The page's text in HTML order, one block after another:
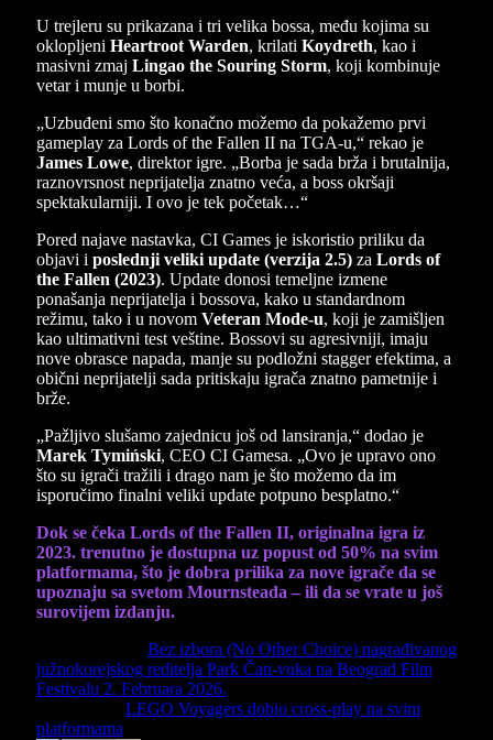
U trejleru su prikazana i tri velika bossa, među kojima su
oklopljeni Heartroot Warden, krilati Koydreth, kao i
masivni zmaj Lingao the Souring Storm, koji kombinuje
vetar i munje u borbi.
„Uzbuđeni smo što konačno možemo da pokažemo prvi
gameplay za Lords of the Fallen II na TGA-u,“ rekao je
James Lowe, direktor igre. „Borba je sada brža i brutalnija,
raznovrsnost neprijatelja znatno veća, a boss okršaji
spektakularniji. I ovo je tek početak…“
Pored najave nastavka, CI Games je iskoristio priliku da
objavi i poslednji veliki update (verzija 2.5) za Lords of
the Fallen (2023). Update donosi temeljne izmene
ponašanja neprijatelja i bossova, kako u standardnom
režimu, tako i u novom Veteran Mode-u, koji je zamišljen
kao ultimativni test veštine. Bossovi su agresivniji, imaju
nove obrasce napada, manje su podložni stagger efektima, a
obični neprijatelji sada pritiskaju igrača znatno pametnije i
brže.
„Pažljivo slušamo zajednicu još od lansiranja,“ dodao je
Marek Tymiński, CEO CI Gamesa. „Ovo je upravo ono
što su igrači tražili i drago nam je što možemo da im
isporučimo finalni veliki update potpuno besplatno.“
Dok se čeka Lords of the Fallen II, originalna igra iz
2023. trenutno je dostupna uz popust od 50% na svim
platformama, što je dobra prilika za nove igrače da se
upoznaju sa svetom Mournsteada – ili da se vrate u još
surovijem izdanju.
Bez izbora (No Other Choice) nagrađivanog
južnokorejskog reditelja Park Čan-vuka na Beograd Film
Festivalu 2. Februara 2026.
LEGO Voyagers dobio cross-play na svim
platformama